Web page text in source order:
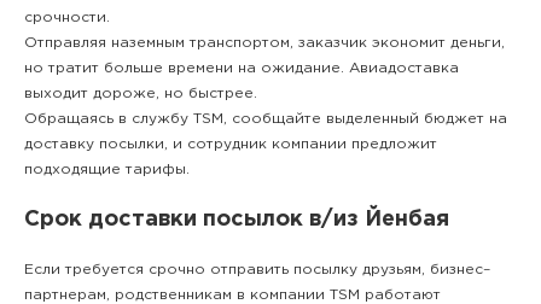
срочности.
Отправляя наземным транспортом, заказчик экономит деньги,
но тратит больше времени на ожидание. Авиадоставка
выходит дороже, но быстрее.
Обращаясь в службу TSM, сообщайте выделенный бюджет на
доставку посылки, и сотрудник компании предложит
подходящие тарифы.
Срок доставки посылок в/из Йенбая
Если требуется срочно отправить посылку друзьям, бизнес–
партнерам, родственникам в компании TSM работают